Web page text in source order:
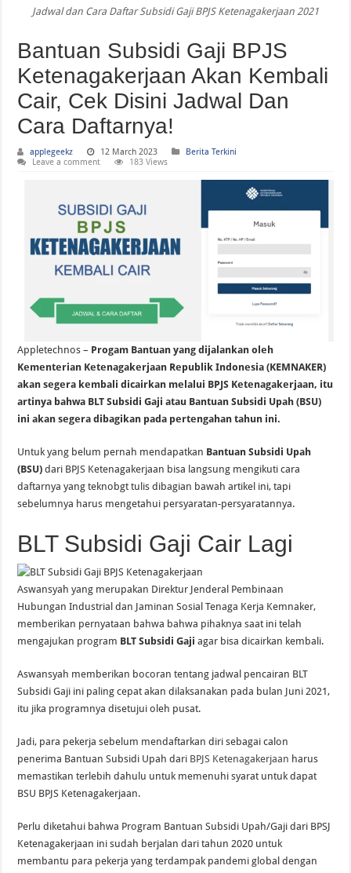
Apple Developer App Dapat Desain “Liquid Glass” Baru dan Sticker WWDC
Jadwal dan Cara Daftar Subsidi Gaji BPJS Ketenagakerjaan 2021
Bantuan Subsidi Gaji BPJS
Ketenagakerjaan Akan Kembali
Cair, Cek Disini Jadwal Dan
Cara Daftarnya!
applegeekz 12 March 2023
Berita Terkini
Leave a comment
183 Views
Appletechnos – Progam Bantuan yang dijalankan oleh
Kementerian Ketenagakerjaan Republik Indonesia (KEMNAKER)
akan segera kembali dicairkan melalui BPJS Ketenagakerjaan, itu
artinya bahwa BLT Subsidi Gaji atau Bantuan Subsidi Upah (BSU)
ini akan segera dibagikan pada pertengahan tahun ini.
Untuk yang belum pernah mendapatkan Bantuan Subsidi Upah
(BSU)dari BPJS Ketenagakerjaan bisa langsung mengikuti cara
daftarnya yang teknobgt tulis dibagian bawah artikel ini, tapi
sebelumnya harus mengetahui persyaratan-persyaratannya.
BLT Subsidi Gaji Cair Lagi
Aswansyah yang merupakan Direktur Jenderal Pembinaan
Hubungan Industrial dan Jaminan Sosial Tenaga Kerja Kemnaker,
memberikan pernyataan bahwa bahwa pihaknya saat ini telah
mengajukan program BLT Subsidi Gaji agar bisa dicairkan kembali.
Aswansyah memberikan bocoran tentang jadwal pencairan BLT
Subsidi Gaji ini paling cepat akan dilaksanakan pada bulan Juni 2021,
itu jika programnya disetujui oleh pusat.
Jadi, para pekerja sebelum mendaftarkan diri sebagai calon
penerima Bantuan Subsidi Upah dari BPJS Ketenagakerjaan harus
memastikan terlebih dahulu untuk memenuhi syarat untuk dapat
BSU BPJS Ketenagakerjaan.
Perlu diketahui bahwa Program Bantuan Subsidi Upah/Gaji dari BPSJ
Ketenagakerjaan ini sudah berjalan dari tahun 2020 untuk
membantu para pekerja yang terdampak pandemi global dengan